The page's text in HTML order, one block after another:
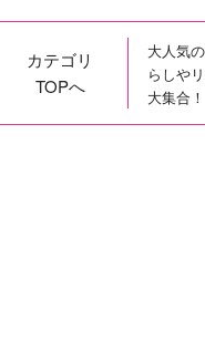
カテゴリ
TOPへ
大人気
らしや
大集合
「いし